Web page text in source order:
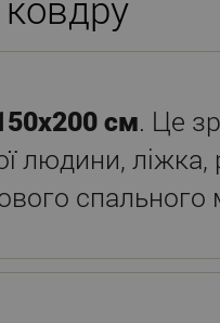
см. Це
людини,
спального